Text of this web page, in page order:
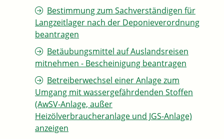
Bestimmung zum Sachverständigen für
Langzeitlager nach der Deponieverordnung
beantragen
Betäubungsmittel auf Auslandsreisen
mitnehmen - Bescheinigung beantragen
Betreiberwechsel einer Anlage zum
Umgang mit wassergefährdenden Stoffen
(AwSV-Anlage, außer
Heizölverbraucheranlage und JGS-Anlage)
anzeigen